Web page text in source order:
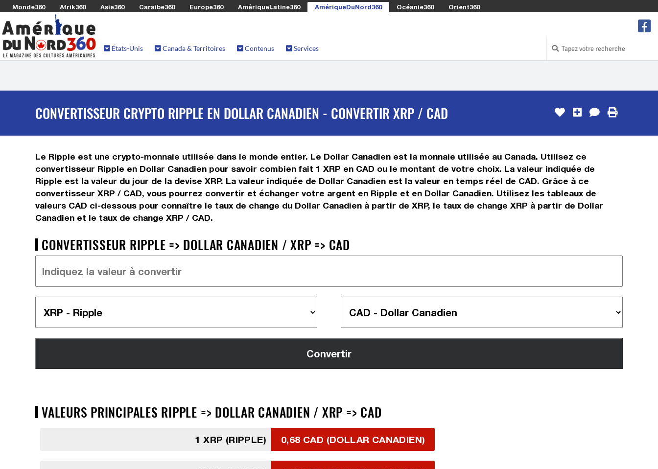
Monde360 Afrik360 Asie360 Caraibe360 Europe360 AmériqueLatine360 AmériqueDuNord360 Océanie360 Orient360
États-Unis Canada & Territoires Contenus Services
CONVERTISSEUR CRYPTO RIPPLE EN DOLLAR CANADIEN - CONVERTIR XRP / CAD
Le Ripple est une crypto-monnaie utilisée dans le monde entier. Le Dollar Canadien est la monnaie utilisée au Canada. Utilisez ce
convertisseur Ripple en Dollar Canadien pour savoir combien fait 1 XRP en CAD ou le montant de votre choix. La valeur indiquée de
Ripple est la valeur du jour de la devise XRP. La valeur indiquée de Dollar Canadien est la valeur en temps réel de CAD. Grâce à ce
convertisseur XRP / CAD, vous pourrez convertir et échanger votre argent en Ripple et en Dollar Canadien. Utilisez les tableaux de
valeurs CAD ci-dessous pour connaître le taux de change du Dollar Canadien à partir de XRP, le taux de change XRP à partir de Dollar
Canadien et le taux de change XRP / CAD.
CONVERTISSEUR RIPPLE => DOLLAR CANADIEN / XRP => CAD
VALEURS PRINCIPALES RIPPLE => DOLLAR CANADIEN / XRP => CAD
1 XRP (RIPPLE) 0,68 CAD (DOLLAR CANADIEN)